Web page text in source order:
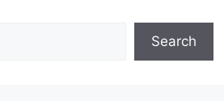
Search